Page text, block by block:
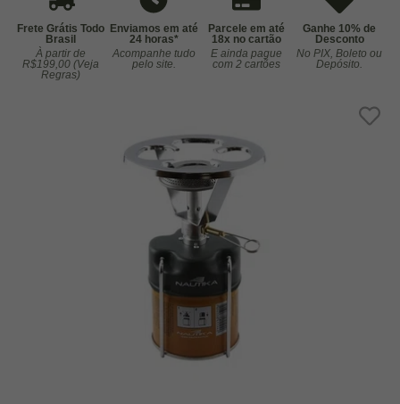
Frete Grátis Todo
Brasil
À partir de
R$199,00 (Veja
Regras)
Enviamos em até
24 horas*
Acompanhe tudo
pelo site.
Parcele em até
18x no cartão
E ainda pague
com 2 cartões
Ganhe 10% de
Desconto
No PIX, Boleto ou
Depósito.